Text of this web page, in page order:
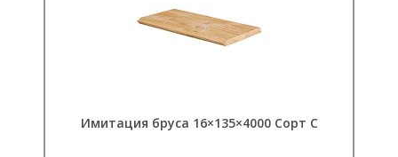
Имитация бруса 16×135×4000 Сорт С